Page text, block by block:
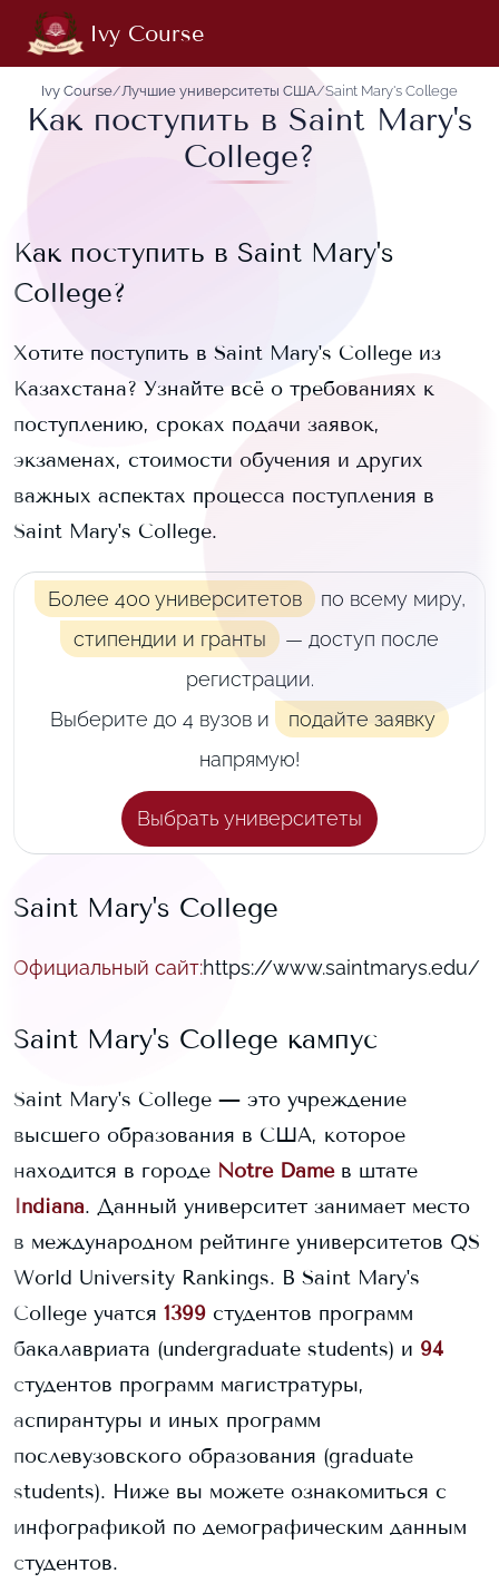
Ivy Course
Ivy Course/Лучшие университеты США/Saint Mary's College
Как поступить в Saint Mary's
College?
Как поступить в Saint Mary's
College?
Хотите поступить в Saint Mary's College из
Казахстана? Узнайте всё о требованиях к
поступлению, сроках подачи заявок,
экзаменах, стоимости обучения и других
важных аспектах процесса поступления в
Saint Mary's College.
Более 400 университетов по всему миру,
стипендии и гранты
— доступ после
регистрации.
Выберите до 4 вузов и
подайте заявку
напрямую!
Выбрать университеты
Saint Mary's College
Официальный сайт:https://www.saintmarys.edu/
Saint Mary's College кампус
Saint Mary's College — это учреждение
высшего образования в США, которое
находится в городе Notre Dame в штате
Indiana. Данный университет занимает место
в международном рейтинге университетов QS
World University Rankings. В Saint Mary's
College учатся 1399 студентов программ
бакалавриата (undergraduate students) и 94
студентов программ магистратуры,
аспирантуры и иных программ
послевузовского образования (graduate
students). Ниже вы можете ознакомиться с
инфографикой по демографическим данным
студентов.